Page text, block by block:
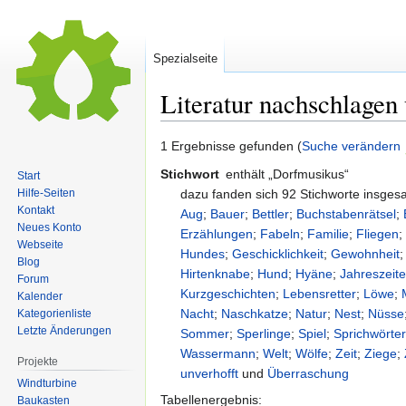
Literatur nachschlagen
Zur
Zur
1 Ergebnisse gefunden (Suche verändern
Stichwort enthält „Dorfmusikus“
dazu fanden sich 92 Stichworte
Aug; Bauer; Bettler; Buchstabenrätsel;
Erzählungen; Fabeln; Familie; Fliegen;
Hundes;Geschicklichkeit;Gewohnheit
Hirtenknabe; Hund; Hyäne;
Kurzgeschichten; Lebensretter; Löwe;
Nacht; Naschkatze; Natur; Nest; Nüsse
Sommer;Sperlinge;Spiel;Sprichwörter
Wassermann;Welt;Wölfe;Zeit;Ziege;
unverhofft und Überraschung
Tabellenergebnis:
Spezialseite
Start
Hilfe-Seiten
Kontakt
Neues Konto
Webseite
Blog
Forum
Kalender
Kategorienliste
Letzte Änderungen
Projekte
Windturbine
Baukasten